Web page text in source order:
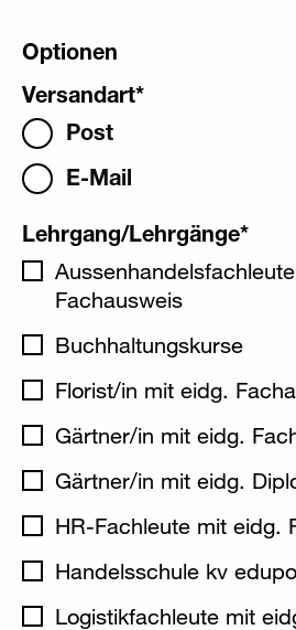
Optionen
Versandart*
Post
E-Mail
Lehrgang/Lehrgänge*
Fachausweis
Buchhaltungskurse
Florist/in mit eidg.
Gärtner/in mit eidg.
Gärtner/in mit eidg.
HR-Fachleute mit eidg.
Handelsschule kv
Logistikfachleute mit